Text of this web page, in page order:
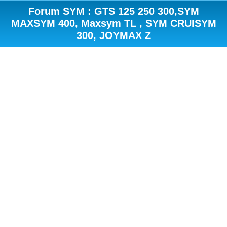
Forum SYM : GTS 125 250 300,SYM
MAXSYM 400, Maxsym TL , SYM CRUISYM
300, JOYMAX Z